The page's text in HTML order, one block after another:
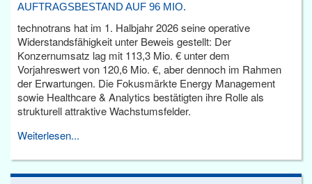
AUFTRAGSBESTAND AUF 96 MIO.
technotrans hat im 1. Halbjahr 2026 seine operative
Widerstandsfähigkeit unter Beweis gestellt: Der
Konzernumsatz lag mit 113,3 Mio. € unter dem
Vorjahreswert von 120,6 Mio. €, aber dennoch im Rahmen
der Erwartungen. Die Fokusmärkte Energy Management
sowie Healthcare & Analytics bestätigten ihre Rolle als
strukturell attraktive Wachstumsfelder.
Weiterlesen...